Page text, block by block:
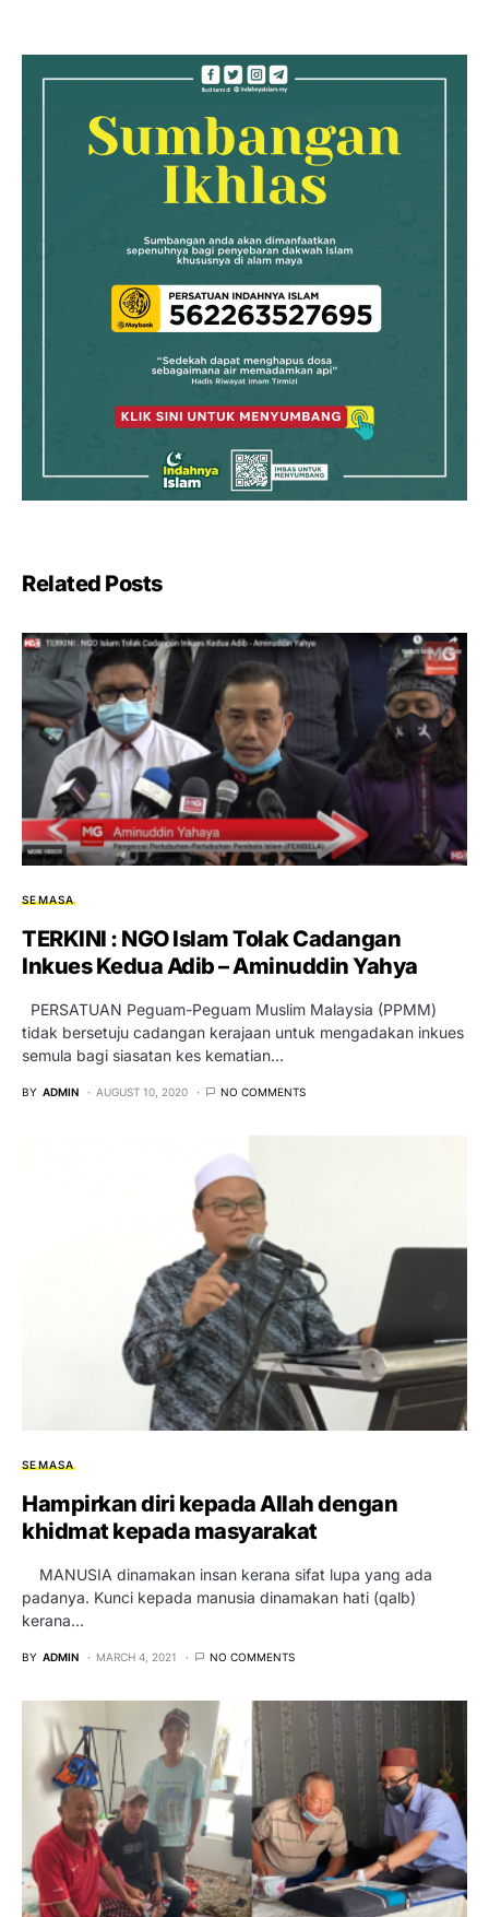
Related Posts
SEMASA
TERKINI : NGO Islam Tolak Cadangan
Inkues Kedua Adib – Aminuddin Yahya
PERSATUAN Peguam-Peguam Muslim Malaysia (PPMM)
tidak bersetuju cadangan kerajaan untuk mengadakan inkues
semula bagi siasatan kes kematian…
BY ADMIN AUGUST 10, 2020 NO COMMENTS
SEMASA
Hampirkan diri kepada Allah dengan
khidmat kepada masyarakat
MANUSIA dinamakan insan kerana sifat lupa yang ada
padanya. Kunci kepada manusia dinamakan hati (qalb)
kerana…
BY ADMIN MARCH 4, 2021 NO COMMENTS